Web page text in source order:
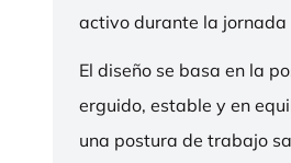
activo durante la jornada
El diseño se basa en la
erguido, estable y en
una postura de trabajo